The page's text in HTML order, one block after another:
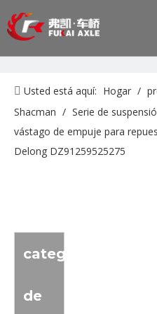
Usted está aquí: Hogar /
Shacman / Serie de
vástago de empuje para
Delong DZ91259525275
categoria
de